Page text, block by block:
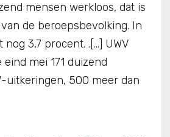
mensen werkloos, dat is
de beroepsbevolking. In
nog 3,7 procent. .[…] UWV
mei 171 duizend
uitkeringen, 500 meer dan